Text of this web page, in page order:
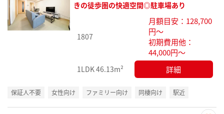
り登
きの徒歩圏の快適空間◎駐車場あり
1807
月額目安：128,700
円～
初期費用他：
44,000円～
1LDK46.13m² 詳細
保証人不要 女性向け ファミリー向け 同棲向け 駅近